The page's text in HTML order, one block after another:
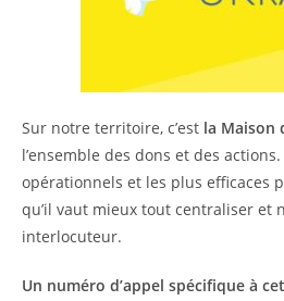
Sur notre territoire, c’est la Maison
l’ensemble des dons et des
opérationnels et les plus efficaces
qu’il vaut mieux tout centraliser et
interlocuteur.
Un numéro d’appel spécifique à